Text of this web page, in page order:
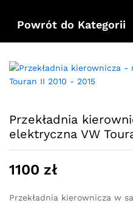
Powrót do Kategorii
Przekładnia
elektryczna VW
1100 zł
Przekładnia kierownicza w